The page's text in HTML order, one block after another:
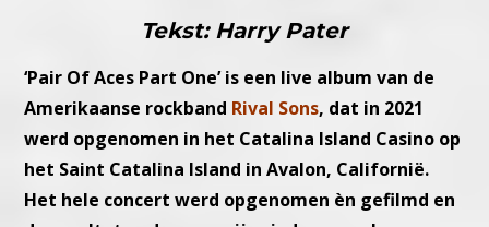
Tekst: Harry Pater
‘Pair Of Aces Part One’ is een live album van de
Amerikaanse rockband Rival Sons, dat in 2021
werd opgenomen in het Catalina Island Casino op
het Saint Catalina Island in Avalon, Californië.
Het hele concert werd opgenomen èn gefilmd en